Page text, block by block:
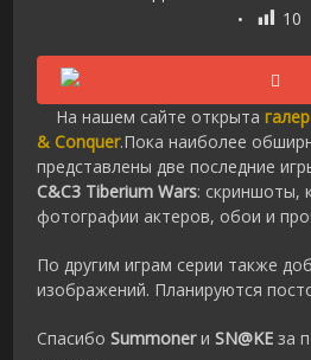
10
На нашем сайте открыта
& Conquer.Пока наиболее
представлены две последние
C&C3 Tiberium Wars: скриншоты,
фотографии актеров, обои и
По другим играм серии также
изображений. Планируются
СпасибоSummonerиSN@KEза